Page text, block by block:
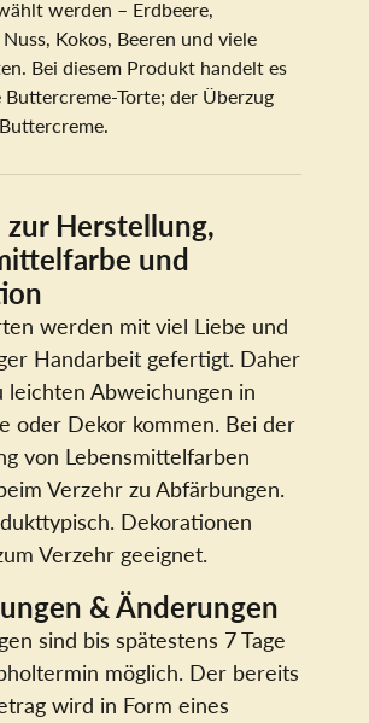
werden – Erdbeere,
Kokos, Beeren und viele
Bei diesem Produkt handelt es
Buttercreme-Torte; der Überzug
zur Herstellung,
und
werden mit viel Liebe und
Handarbeit gefertigt. Daher
leichten Abweichungen in
oder Dekor kommen. Bei der
von Lebensmittelfarben
Verzehr zu Abfärbungen.
Dekorationen
Verzehr geeignet.
& Änderungen
sind bis spätestens 7 Tage
möglich. Der bereits
wird in Form eines